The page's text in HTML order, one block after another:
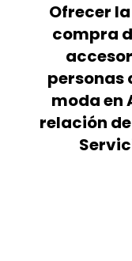
Ofrecer
compra
personas
moda en
relación